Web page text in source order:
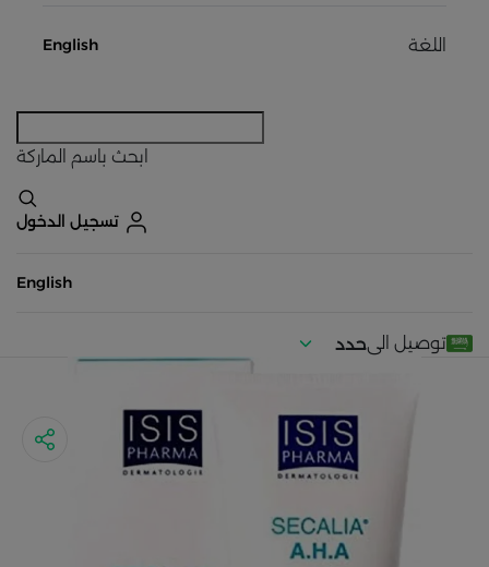
اللغة English
ابحث باسم الماركة
تسجيل الدخول
English
توصيل الىحدد